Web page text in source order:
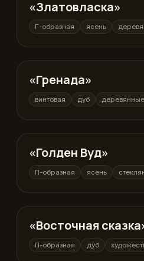
Г-образная
«Златовласка»
Г-образная ясень
винтовая
«Гренада»
винтовая дуб
П-образная
«Голден Вуд»
П-образная ясень
П-образная
«Восточная
П-образная дуб